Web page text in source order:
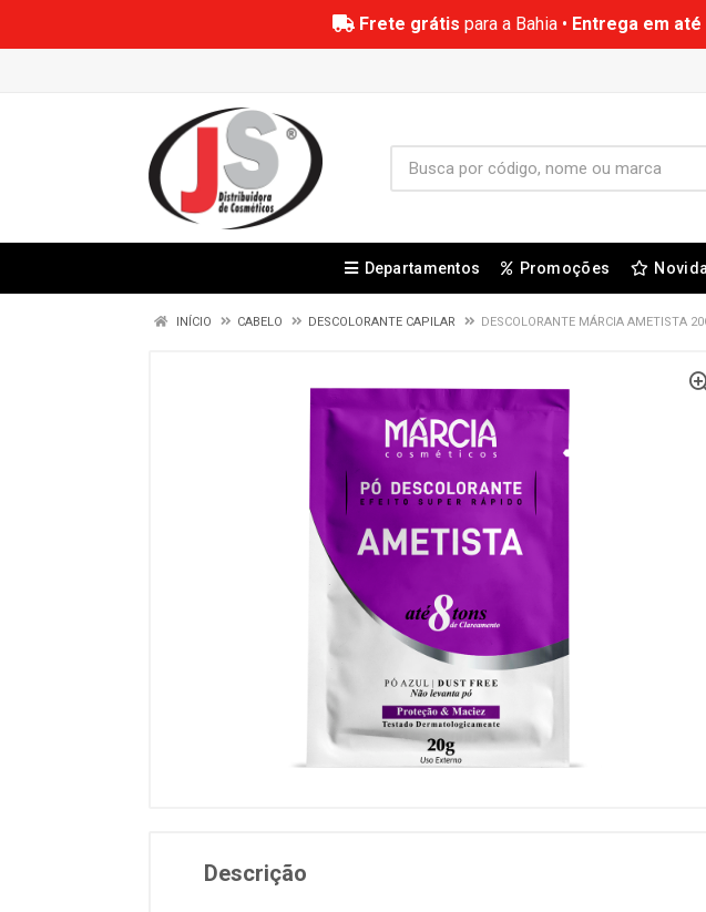
Frete grátis para a Bahia • Entrega em até
Departamentos Promoções
INÍCIO CABELO DESCOLORANTE CAPILAR DESCOLORANTE MÁRCIA AMETISTA
Descrição